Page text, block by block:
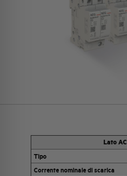
Lato AC
Tipo
Corrente nominale di scarica